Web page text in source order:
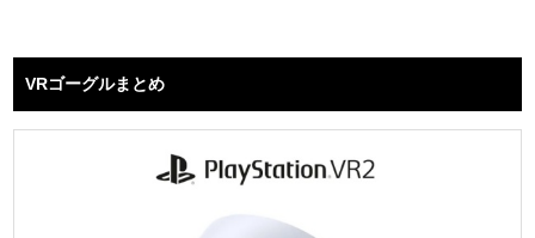
VRゴーグルまとめ